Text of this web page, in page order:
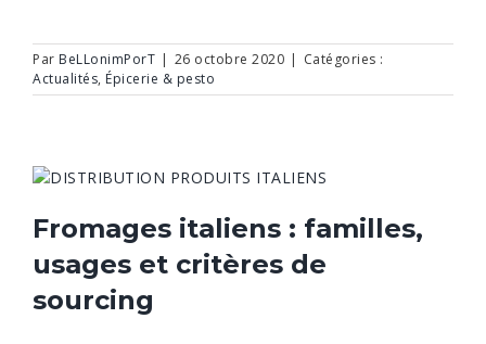
Par BeLLonimPorT | 26 octobre 2020 | Catégories :
Actualités, Épicerie & pesto
Fromages italiens : familles,
usages et critères de
sourcing